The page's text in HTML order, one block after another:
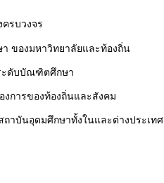
รบวงจร
ของมหาวิทยาลัยและท้องถิ่น
ะดับบัณฑิตศึกษา
การของท้องถิ่นและสังคม
าบันอุดมศึกษาทั้งในและต่างประเทศ